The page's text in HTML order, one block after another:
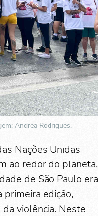
Andrea Rodrigues.
Nações Unidas
ao redor do planeta,
de São Paulo era
primeira edição,
violência. Neste